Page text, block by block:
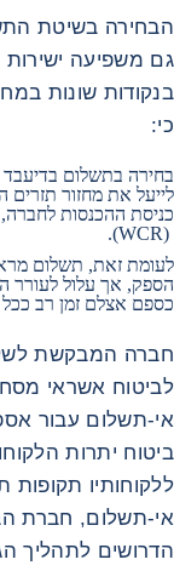
הבחירה בשיטת
גם משפיעה
בנקודות שונות
כי:
בחירה בתשלום בדיעבד
לייעל את מחזור
כניסת ההכנסות לחברה,
(WCR).
לעומת זאת, תשלום
הספק, אך עלול לעורר
כספם אצלם זמן רב
חברה המבקשת
לביטוח אשראי
אי‑תשלום עבור
ביטוח יתרות
ללקוחותיו
אי‑תשלום, חברת
הדרושים לתהליך